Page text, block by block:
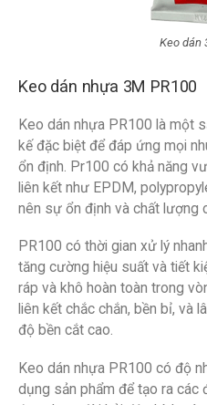
Keo dán
Keo dán nhựa 3M PR100
Keo dán nhựa PR100 là một
kế đặc biệt để đáp ứng mọi
ổn định. Pr100 có khả năng
liên kết như EPDM,
nên sự ổn định và chất lượng
PR100 có thời gian xử lý
tăng cường hiệu suất và tiết
ráp và khô hoàn toàn trong
liên kết chắc chắn, bền bỉ, và
độ bền cắt cao.
Keo dán nhựa PR100 có độ
dụng sản phẩm để tạo ra các